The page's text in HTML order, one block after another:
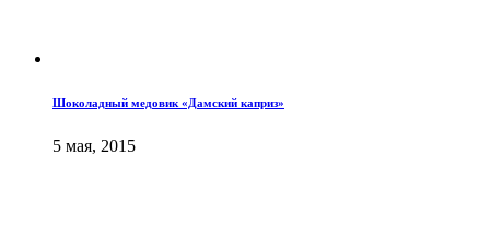
Шоколадный медовик «Дамский каприз»
5 мая, 2015